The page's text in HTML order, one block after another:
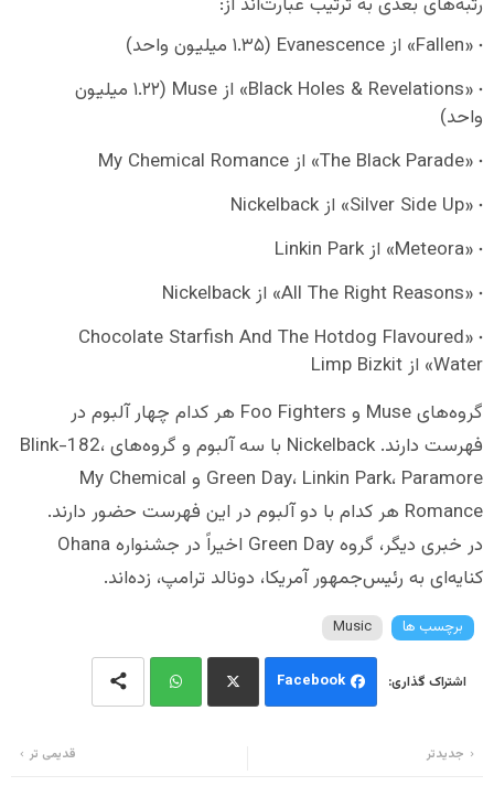
«Fallen» از Evanescence (۱.۳۵ میلیون واحد)
«Black Holes & Revelations» از Muse (۱.۲۲ میلیون
واحد)
«The Black Parade» از My Chemical Romance
«Silver Side Up» از Nickelback
«Meteora» از Linkin Park
«All The Right Reasons» از Nickelback
«Chocolate Starfish And The Hotdog Flavoured
Water» از Limp Bizkit
گروه‌های Muse و Foo Fighters هر کدام چهار آلبوم در
فهرست دارند. Nickelback با سه آلبوم و گروه‌های Blink-182،
Green Day، Linkin Park، Paramore و My Chemical
Romance هر کدام با دو آلبوم در این فهرست حضور دارند.
در خبری دیگر، گروه Green Day اخیراً در جشنواره Ohana
کنایه‌ای به رئیس‌جمهور آمریکا، دونالد ترامپ، زده‌اند.
برچسب ها Music
Facebook
جدیدتر قدیمی تر